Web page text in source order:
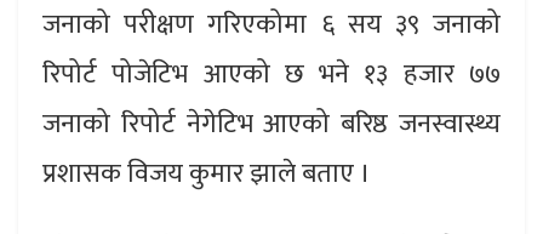
जनाको परीक्षण गरिएकोमा ६ सय ३९ जनाको
रिपोर्ट पोजेटिभ आएको छ भने १३ हजार ७७
जनाको रिपोर्ट नेगेटिभ आएको बरिष्ठ जनस्वास्थ्य
प्रशासक विजय कुमार झाले बताए ।